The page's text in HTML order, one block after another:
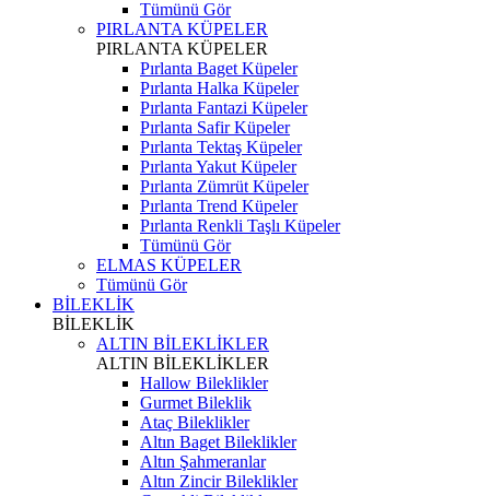
Tümünü Gör
PIRLANTA KÜPELER
PIRLANTA KÜPELER
Pırlanta Baget Küpeler
Pırlanta Halka Küpeler
Pırlanta Fantazi Küpeler
Pırlanta Safir Küpeler
Pırlanta Tektaş Küpeler
Pırlanta Yakut Küpeler
Pırlanta Zümrüt Küpeler
Pırlanta Trend Küpeler
Pırlanta Renkli Taşlı Küpeler
Tümünü Gör
ELMAS KÜPELER
Tümünü Gör
BİLEKLİK
BİLEKLİK
ALTIN BİLEKLİKLER
ALTIN BİLEKLİKLER
Hallow Bileklikler
Gurmet Bileklik
Ataç Bileklikler
Altın Baget Bileklikler
Altın Şahmeranlar
Altın Zincir Bileklikler